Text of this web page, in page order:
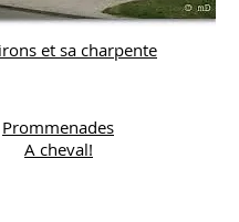
et sa charpente
Prommenades
A cheval!